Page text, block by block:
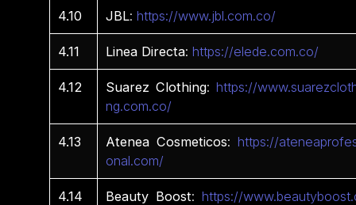
4.10 JBL:https://www.jbl.com.co/
4.11 Linea Directa:https://elede.com.co/
4.12 Suarez Clothing:https://
ng.com.co/
4.13 Atenea Cosmeticos:https://
onal.com/
4.14 Beauty Boost:https://